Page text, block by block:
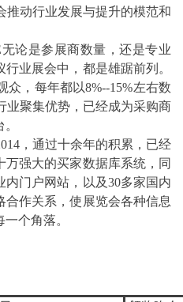
推动行业发展与提升的模范和
是参展商数量，还是专业
业展会中，都是雄踞前列。
众，每年都以8%--15%左右数
业聚集优势，已经成为采购商
，通过十余年的积累，已经
万强大的买家数据库系统，同
内门户网站，以及30多家国内
作关系，使展览会各种信息
个角落。